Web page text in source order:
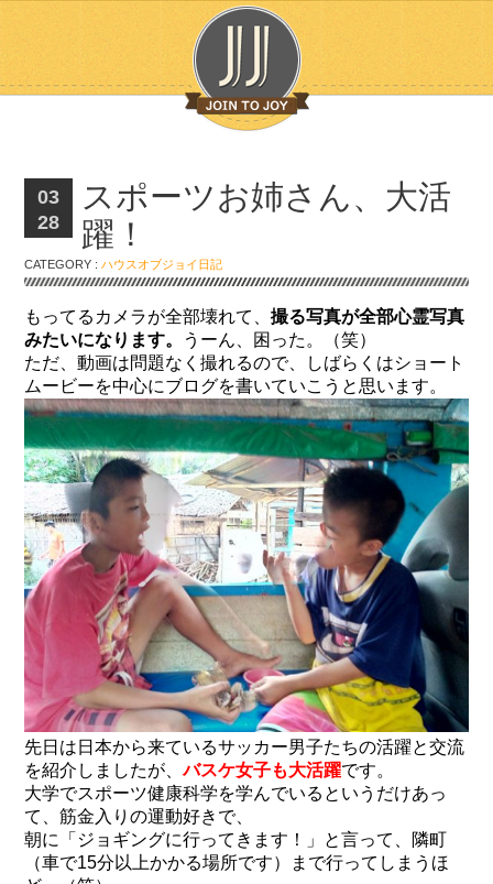
03
28
スポーツお姉さん、大活
躍！
CATEGORY :ハウスオブジョイ日記
もってるカメラが全部壊れて、撮る写真が全部心霊写真
みたいになります。
うーん、困った。（笑）
ただ、動画は問題なく撮れるので、しばらくはショート
ムービーを中心にブログを書いていこうと思います。
先日は日本から来ているサッカー男子たちの活躍と交流
を紹介しましたが、バスケ女子も大活躍です。
大学でスポーツ健康科学を学んでいるというだけあっ
て、筋金入りの運動好きで、
朝に「ジョギングに行ってきます！」と言って、隣町
（車で15分以上かかる場所です）まで行ってしまうほ